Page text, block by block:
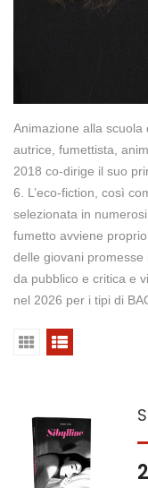
Animazione alla scuola
autrice, fumettista,
2018 co-dirige il suo
6. L’eco-fiction, così
selezionata in
fumetto avviene
delle giovani promesse
da pubblico e critica e
nel 2026 per i tipi di